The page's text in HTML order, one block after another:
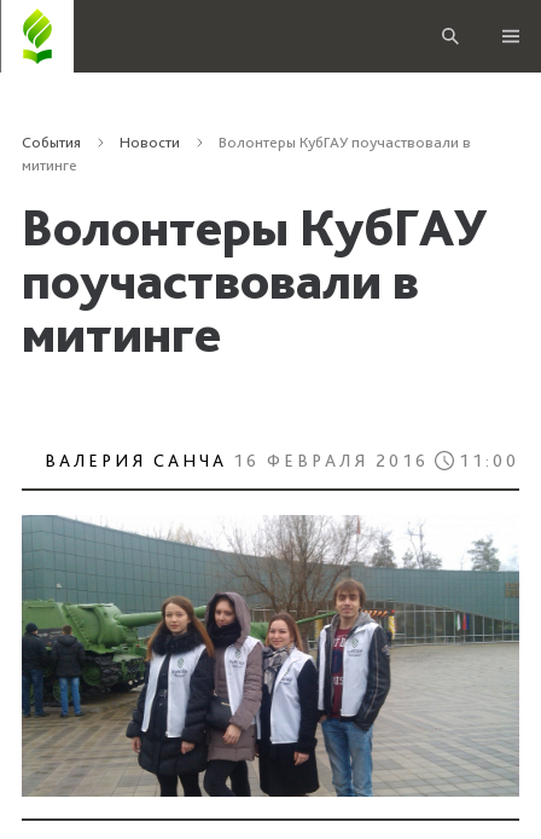
События Новости
Волонтеры КубГАУ поучаствовали в
митинге
Волонтеры КубГАУ
поучаствовали в
митинге
ВАЛЕРИЯ САНЧА 16 ФЕВРАЛЯ 2016 11:00